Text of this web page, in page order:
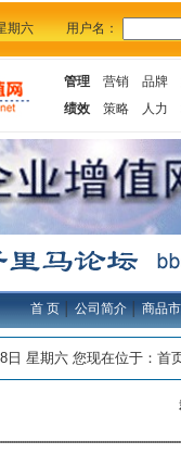
期六 用户名：
管理 营销 品牌
绩效
策略 人力
首 页│公司简介│商品
日 星期六 您现在位于： 首